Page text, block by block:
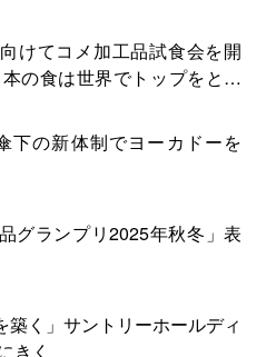
けてコメ加工品試食会を開
の食は世界でトップをとれ
輸出需要の拡大を」
下の新体制でヨーカドーを
グランプリ2025年秋冬」表
築く」サントリーホールディ
きく